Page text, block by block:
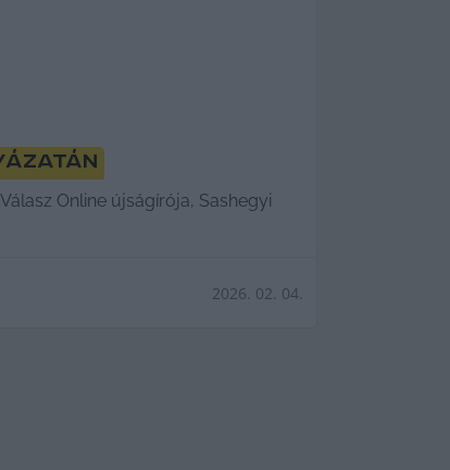
Online újságírója, Sashegyi
2026. 02. 04.